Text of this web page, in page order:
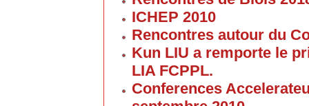
ICHEP 2010
Rencontres autour du
Kun LIU a remporte le
LIA FCPPL.
Conferences